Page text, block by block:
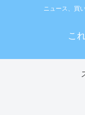
ニュース、買
こ